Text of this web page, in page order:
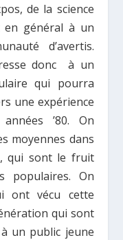
de la science
en général à un
d’avertis.
donc à un
qui pourra
une expérience
’80. On
moyennes dans
qui sont le fruit
populaires. On
ont vécu cette
qui sont
un public jeune